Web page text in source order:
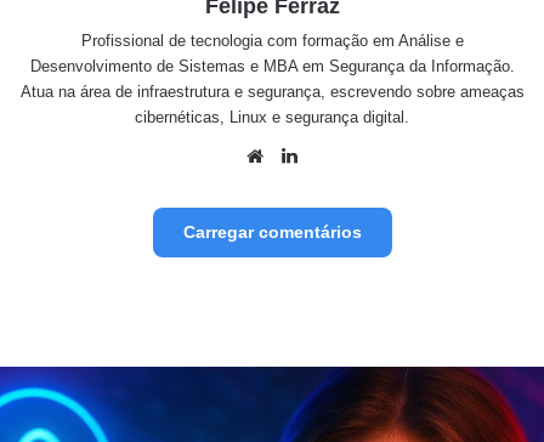
Felipe Ferraz
Profissional de tecnologia com formação em Análise e
Desenvolvimento de Sistemas e MBA em Segurança da Informação.
Atua na área de infraestrutura e segurança, escrevendo sobre ameaças
cibernéticas, Linux e segurança digital.
Website
Carregar comentários